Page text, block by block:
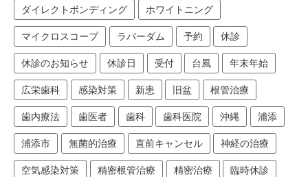
ダイレクトボンディング ホワイトニング
マイクロスコープ ラバーダム 予約 休診
休診のお知らせ 休診日 受付 台風 年末年始
広栄歯科 感染対策 新患 旧盆 根管治療
歯内療法 歯医者 歯科 歯科医院 沖縄 浦添
浦添市 無菌的治療 直前キャンセル 神経の治療
空気感染対策 精密根管治療 精密治療 臨時休診